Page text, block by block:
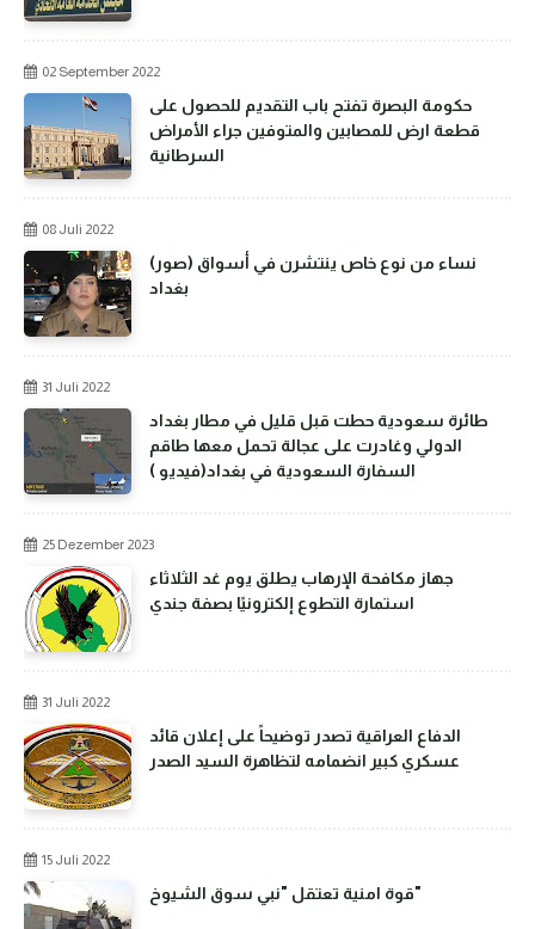
02 September 2022
حكومة البصرة تفتح باب التقديم للحصول على
قطعة ارض للمصابين والمتوفين جراء الأمراض
السرطانية
08 Juli 2022
(صور) نساء من نوع خاص ينتشرن في أسواق
بغداد
31 Juli 2022
طائرة سعودية حطت قبل قليل في مطار بغداد
الدولي وغادرت على عجالة تحمل معها طاقم
السفارة السعودية في بغداد(فيديو )
25 Dezember 2023
جهاز مكافحة الإرهاب يطلق يوم غد الثلاثاء
استمارة التطوع إلكترونيًا بصفة جندي
31 Juli 2022
الدفاع العراقية تصدر توضيحاً على إعلان قائد
عسكري كبير انضمامه لتظاهرة السيد الصدر
15 Juli 2022
قوة امنية تعتقل "نبي سوق الشيوخ"